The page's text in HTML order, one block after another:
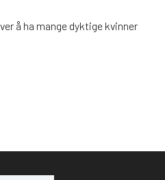
å ha mange dyktige kvinner